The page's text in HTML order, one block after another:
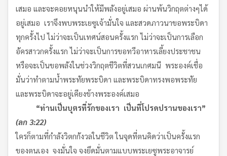
เสมอ และจะคอยหนุนนำให้มีพลังอยู่เสมอ ผ่านพ้นวิกฤตต่างๆได้
อยู่เสมอ เราจึงพบพระเยซูเจ้ามั่นใจ และสวดภาวนาขอพระบิดา
ทุกครั้งไป ไม่ว่าจะเป็นเทศน์สอนครั้งแรก ไม่ว่าจะเป็นการเลือก
อัครสาวกครั้งแรก ไม่ว่าจะเป็นการขอทวีอาหารเลี้ยงประชาชน
หรือจะเป็นขอพลังในช่วงวิกฤตชีวิตที่สวนเกศมนี พระองค์เชื่อ
มั่นว่าทำตามน้ำพระทัยพระบิดา และพระบิดาทรงพอพระทัย
และพระบิดาจะอยู่เคียงข้างพระองค์เสมอ
“ท่านเป็นบุตรที่รักของเรา เป็นที่โปรดปรานของเรา”
(ลก 3:22)
ใครก็ตามที่กำลังวิตกกังวลในชีวิต ในจุดที่ตนคิดว่าเป็นครั้งแรก
ของตนเอง จงมั่นใจ จงยึดมั่นตามแบบพระเยซูพระอาจารย์